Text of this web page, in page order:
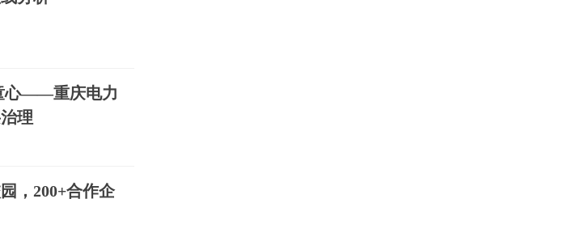
心——重庆电力
理
，200+合作企